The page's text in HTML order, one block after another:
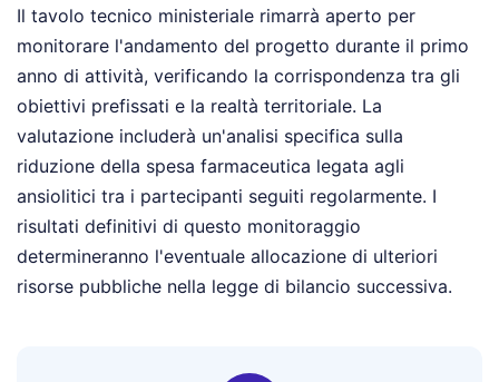
Il tavolo tecnico ministeriale rimarrà aperto per
monitorare l'andamento del progetto durante il primo
anno di attività, verificando la corrispondenza tra gli
obiettivi prefissati e la realtà territoriale. La
valutazione includerà un'analisi specifica sulla
riduzione della spesa farmaceutica legata agli
ansiolitici tra i partecipanti seguiti regolarmente. I
risultati definitivi di questo monitoraggio
determineranno l'eventuale allocazione di ulteriori
risorse pubbliche nella legge di bilancio successiva.